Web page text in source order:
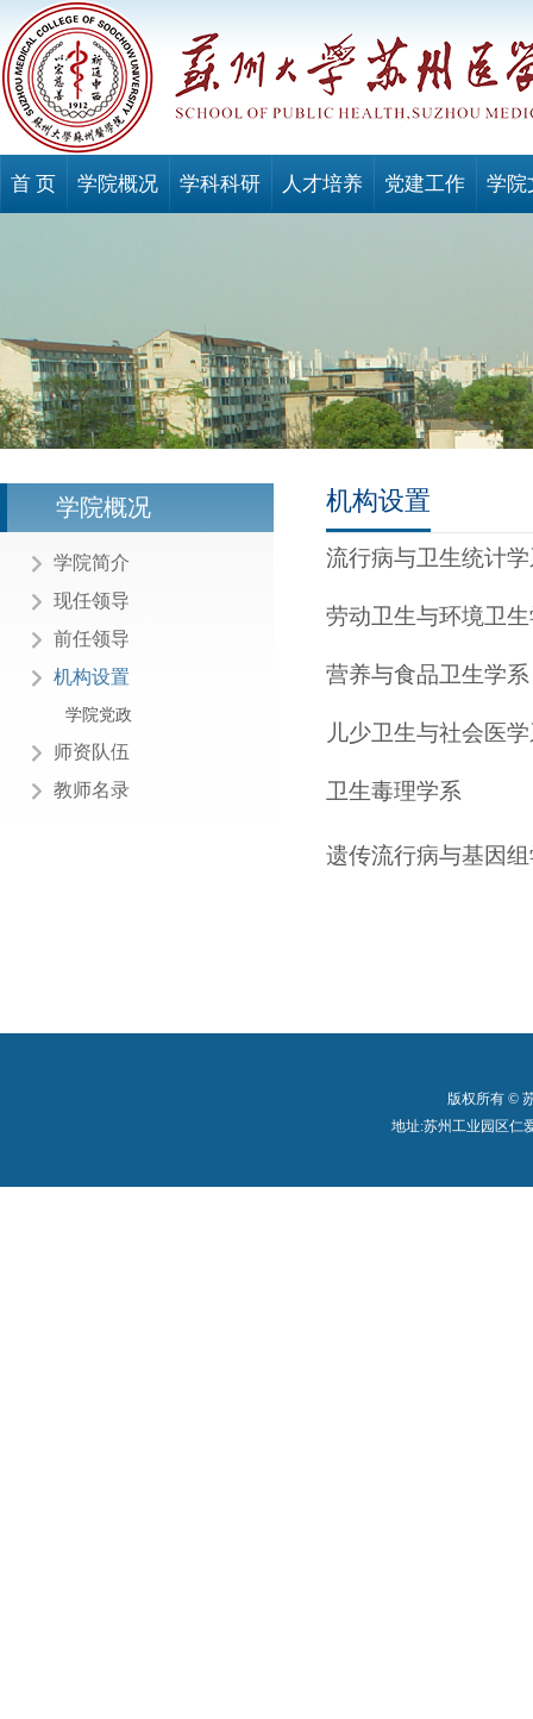
首 页 学院概况 学科科研 人才培养 党建工作 学院
学院概况
学院简介
现任领导
前任领导
机构设置
学院党政
师资队伍
教师名录
机构设置
流行病与卫生统计学
劳动卫生与环境卫生
营养与食品卫生学系
儿少卫生与社会 医学
卫生毒理学系
遗传流行病与基因
版权所有 ©
地址:苏州工业园区仁